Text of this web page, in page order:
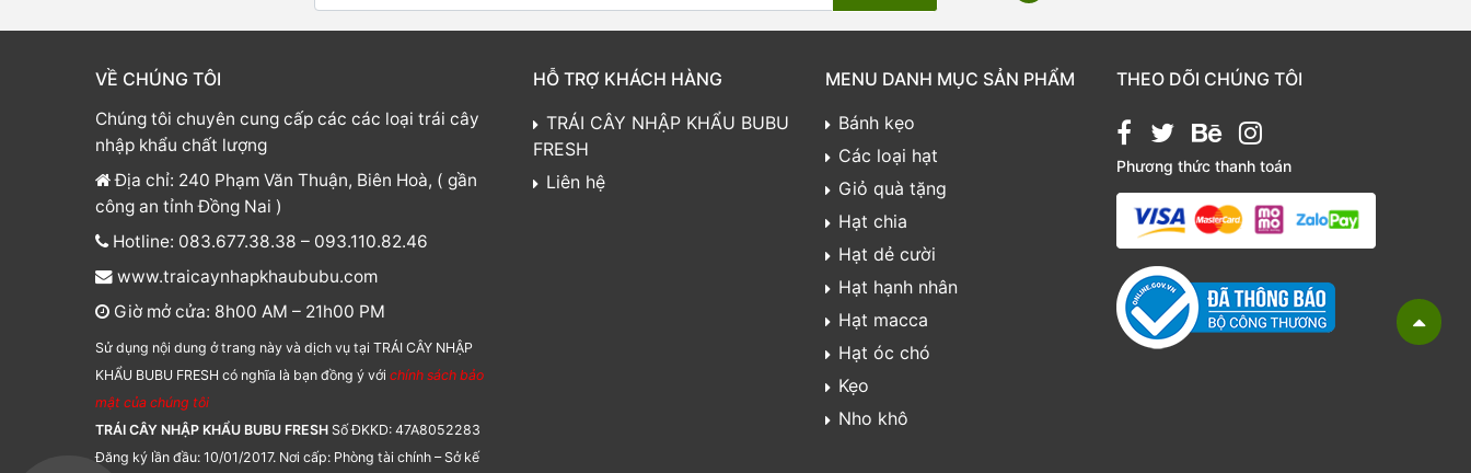
VỀ CHÚNG TÔI
Chúng tôi chuyên cung cấp các các loại trái cây
nhập khẩu chất lượng
Địa chỉ: 240 Phạm Văn Thuận, Biên Hoà, ( gần
công an tỉnh Đồng Nai )
Hotline: 083.677.38.38 – 093.110.82.46
www.traicaynhapkhaububu.com
Giờ mở cửa: 8h00 AM – 21h00 PM
Sử dụng nội dung ở trang này và dịch vụ tại TRÁI CÂY NHẬP
KHẨU BUBU FRESH có nghĩa là bạn đồng ý với chính sách bảo
mật của chúng tôi
TRÁI CÂY NHẬP KHẨU BUBU FRESH Số ĐKKD: 47A8052283
Đăng ký lần đầu: 10/01/2017. Nơi cấp: Phòng tài chính – Sở kế
HỖ TRỢ KHÁCH HÀNG
TRÁI CÂY NHẬP KHẨU BUBU
FRESH
Liên hệ
MENU DANH MỤC SẢN PHẨM
Bánh kẹo
Các loại hạt
Giỏ quà tặng
Hạt chia
Hạt dẻ cười
Hạt hạnh nhân
Hạt macca
Hạt óc chó
Kẹo
Nho khô
THEO DÕI CHÚNG TÔI
Phương thức thanh toán